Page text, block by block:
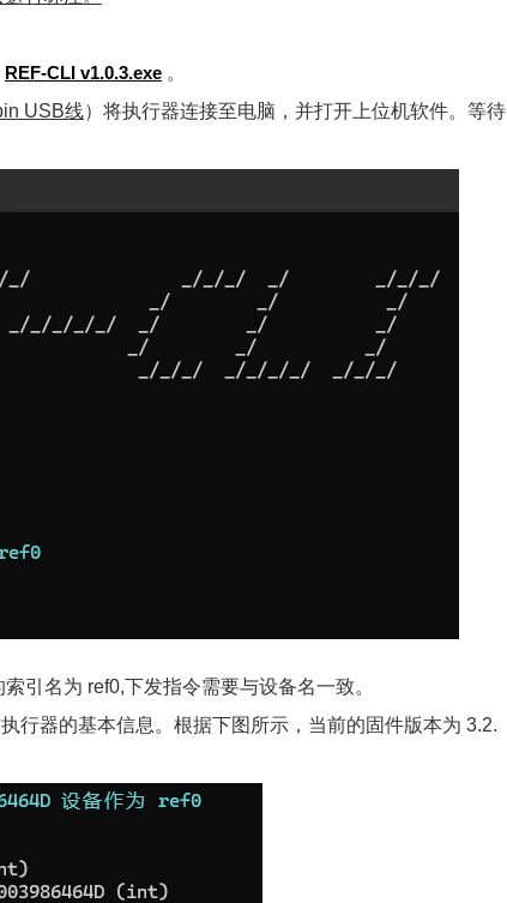
REF-CLI v1.0.3.exe。
USB线）将执行器连接至电脑，并打开上位机软件。等待
引名为 ref0,下发指令需要与设备名一致。
行器的基本信息。根据下图所示，当前的固件版本为 3.2.